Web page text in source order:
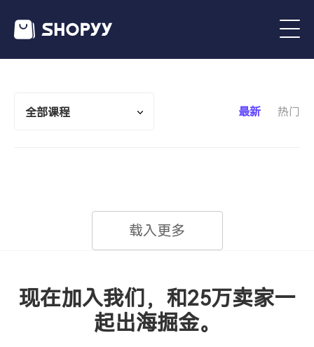
全部课程 最新 热门
载入更多
现在加入我们，和25万卖家一
起出海掘金。